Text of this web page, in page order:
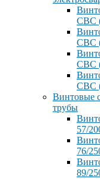
СВС
СВС
СВС
СВС
Винтовые
трубы
57/
76/
89/